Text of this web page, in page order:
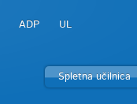
ADP UL
Spletna učilnica